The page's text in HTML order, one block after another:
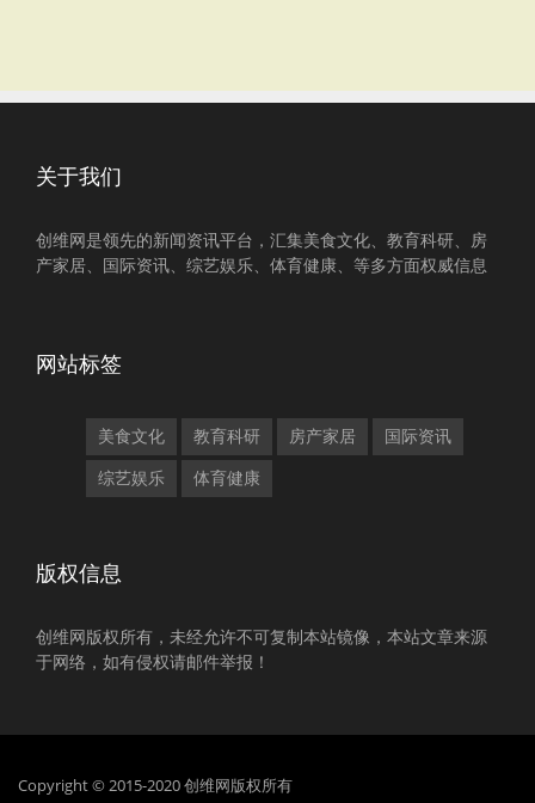
关于我们
创维网是领先的新闻资讯平台，汇集美食文化、教育科研、房
产家居、国际资讯、综艺娱乐、体育健康、等多方面权威信息
网站标签
美食文化 教育科研 房产家居 国际资讯
综艺娱乐 体育健康
版权信息
创维网版权所有，未经允许不可复制本站镜像，本站文章来源
于网络，如有侵权请邮件举报！
Copyright © 2015-2020 创维网版权所有